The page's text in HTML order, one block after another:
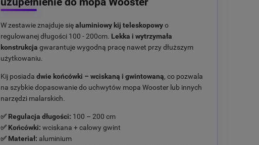
W zestawie znajduje sięaluminiowy kij teleskopowyo
regulowanej długości 100 - 200cm. Lekka i wytrzymała
konstrukcja gwarantuje wygodną pracę nawet przy dłuższym
użytkowaniu.
Kij posiada dwie końcówki – wciskaną i gwintowaną, co pozwala
na szybkie dopasowanie do uchwytów mopa Wooster lub innych
narzędzi malarskich.
✅ Regulacja długości: 100 – 200 cm
✅ Końcówki: wciskana + calowy gwint
✅ Materiał: aluminium